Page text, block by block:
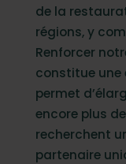
de la
régions, y
Renforcer
constitue une
permet
encore plus
recherchent
partenaire